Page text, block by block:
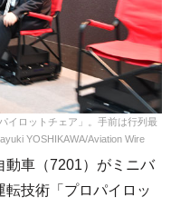
イロットチェア」。手前は行列最
YOSHIKAWA/Aviation Wire
車（7201）がミニバ
転技術「プロパイロッ